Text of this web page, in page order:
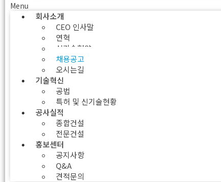
Menu
회사소개
CEO 인사말
연혁
신기술협약
채용공고
오시는길
기술혁신
공법
특허 및 신기술현황
공사실적
종합건설
전문건설
홍보센터
공지사항
Q&A
견적문의